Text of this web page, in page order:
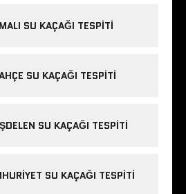
SU KAÇAĞI TESPITI
SU KAÇAĞI TESPITI
SU KAÇAĞI TESPITI
SU KAÇAĞI TESPITI